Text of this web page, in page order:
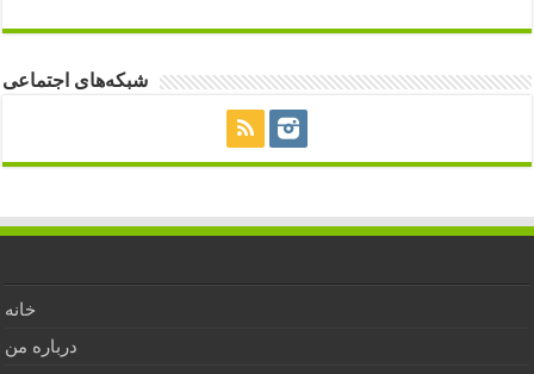
شبکه‌های اجتماعی
خانه
درباره من